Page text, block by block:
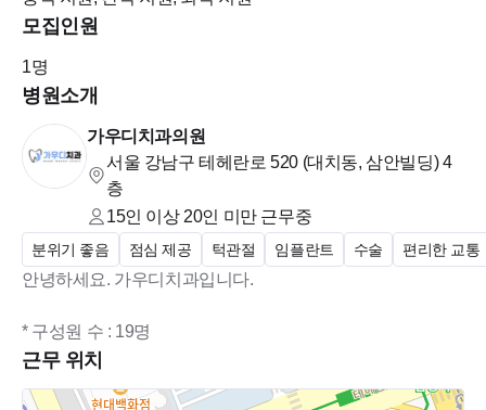
이력서에 희망 연봉을 기재해 주시면 감사하겠습니다~
모집인원
1명
병원소개
가우디치과의원
서울 강남구 테헤란로 520 (대치동, 삼안빌딩) 4
층
15인 이상 20인 미만근무중
분위기 좋음 점심 제공 턱관절 임플란트 수술 편리한 교통
안녕하세요. 가우디치과입니다.
* 구성원 수 : 19명
근무 위치